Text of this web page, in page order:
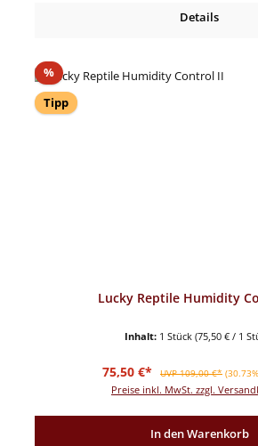
Details
%Rabatt
Tipp
Lucky Reptile Humidity
Inhalt: 1 Stück (75,50 € / 1
Verkaufspreis:
75,50 €* Regulärer Preis:
UVP 109,00 €*
Preise inkl. MwSt. zzgl.
In den Warenkorb